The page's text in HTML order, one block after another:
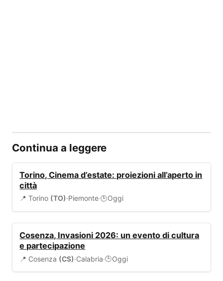
Continua a leggere
Torino, Cinema d’estate: proiezioni all’aperto in
città
📍 Torino (TO)·Piemonte·🕒Oggi
Cosenza, Invasioni 2026: un evento di cultura
e partecipazione
📍 Cosenza (CS)·Calabria·🕒Oggi